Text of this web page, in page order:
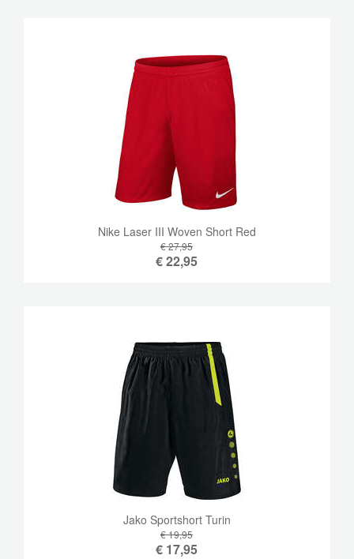
Nike Laser III Woven Short Red
€ 27,95
€22,95
Jako Sportshort Turin
€ 19,95
€ 17,95